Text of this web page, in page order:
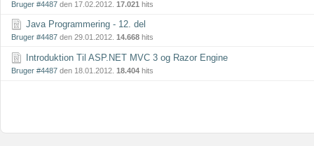
Bruger #4487 den 17.02.2012. 17.021 hits
Java Programmering - 12. del
Bruger #4487 den 29.01.2012. 14.668 hits
Introduktion Til ASP.NET MVC 3 og Razor Engine
Bruger #4487 den 18.01.2012. 18.404 hits